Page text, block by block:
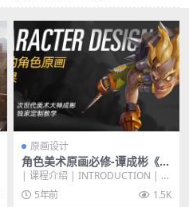
原画设计
角色美术原画必修-谭成彬《高
级的角色原画入门》教程
| 课程介绍 | INTRODUCTION | 原
画设计在游戏美术中发挥着什么
作...5年前 1.5K